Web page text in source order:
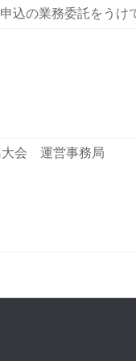
の業務委託をうけ
大会 運営事務局